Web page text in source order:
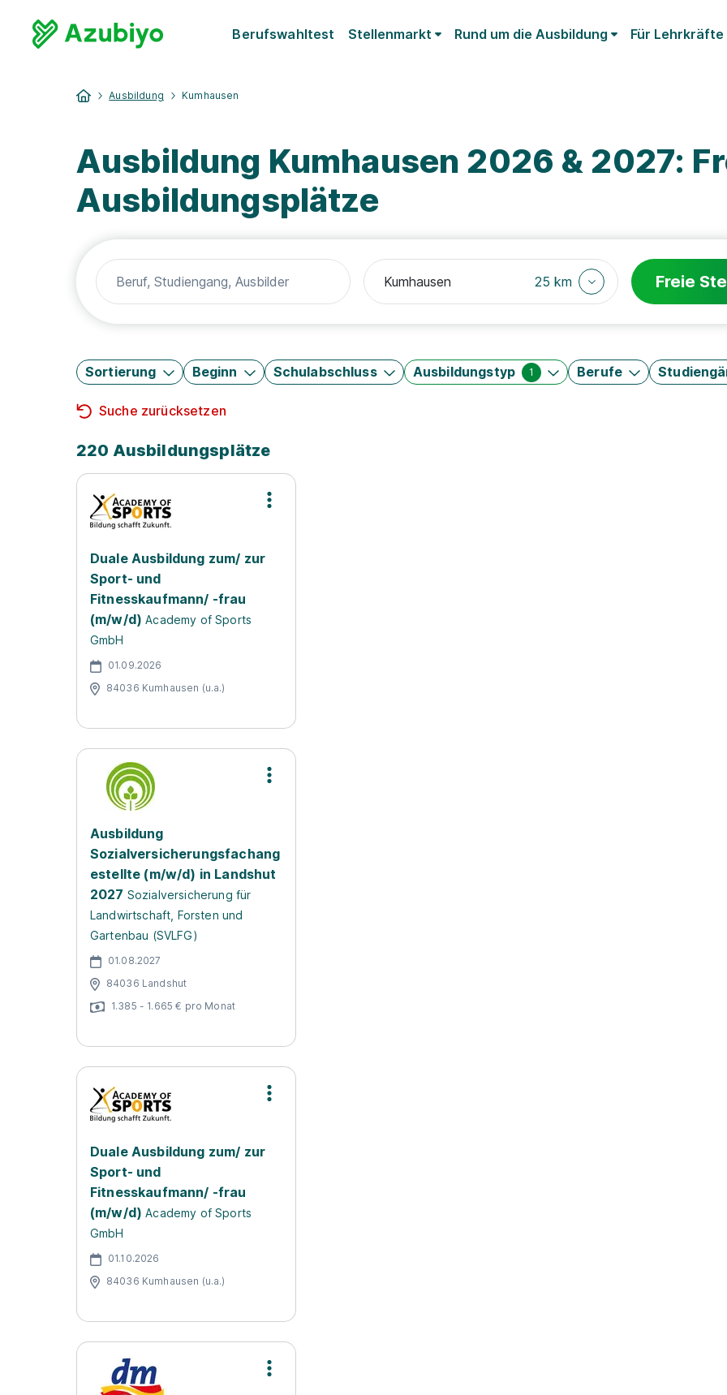
Berufswahltest Stellenmarkt Rund um die Ausbildung Für Lehrkräfte
Ausbildung Kumhausen
Ausbildung Kumhausen 2026 & 2027:
Ausbildungsplätze
25 km Freie
Sortierung Beginn Schulabschluss Ausbildungstyp 1 Berufe
Suche zurücksetzen
220 Ausbildungsplätze
Duale Ausbildung zum/ zur
Sport- und
Fitnesskaufmann/ -frau
(m/w/d) Academy of Sports
GmbH
01.09.2026
84036 Kumhausen (u.a.)
Ausbildung
Sozialversicherungsfachang
estellte (m/w/d) in Landshut
2027 Sozialversicherung für
Landwirtschaft, Forsten und
Gartenbau (SVLFG)
01.08.2027
84036 Landshut
1.385 - 1.665 € pro Monat
Duale Ausbildung zum/ zur
Sport- und
Fitnesskaufmann/ -frau
(m/w/d) Academy of Sports
GmbH
01.10.2026
84036 Kumhausen (u.a.)